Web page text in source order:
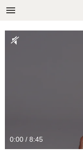
0:00 / 8:45